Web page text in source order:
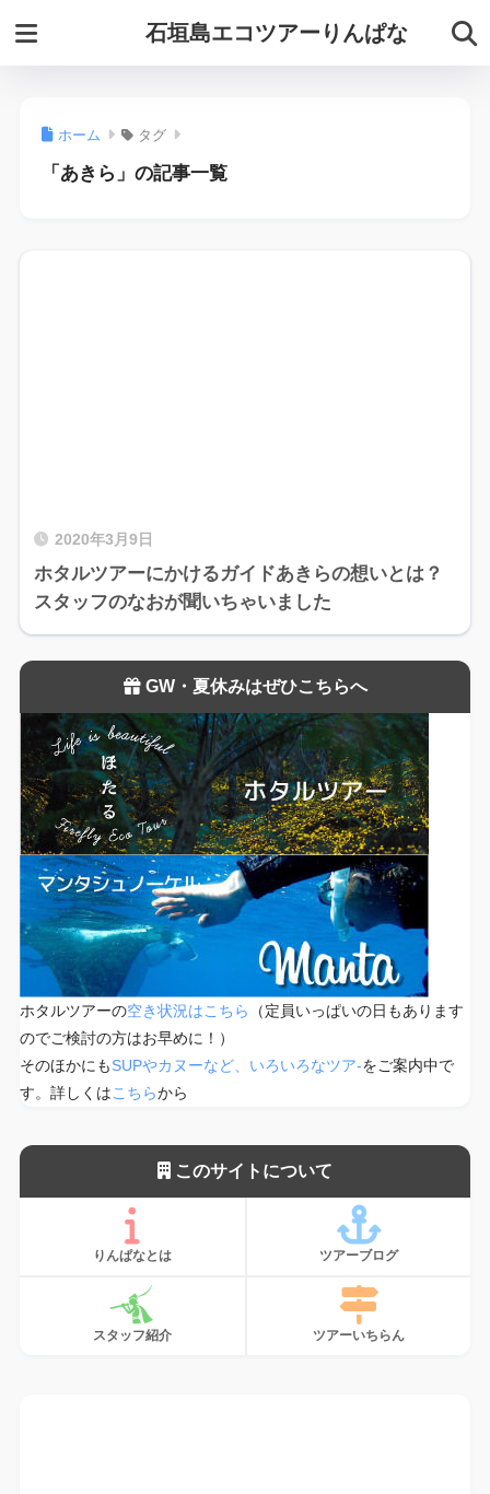
石垣島エコツアーりんぱな
ホーム タグ
「あきら」の記事一覧
2020年3月9日
ホタルツアーにかけるガイドあきらの想いとは？
スタッフのなおが聞いちゃいました
GW・夏休みはぜひこちらへ
ホタルツアーの空き状況はこちら
（定員いっぱいの日もあります
のでご検討の方はお早めに！）
そのほかにもSUPやカヌーなど、いろいろなツア-をご案内中で
す。詳しくはこちらから
このサイトについて
りんぱなとは ツアーブログ
スタッフ紹介 ツアーいちらん